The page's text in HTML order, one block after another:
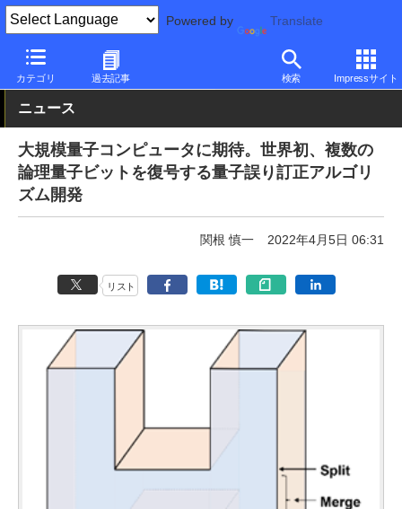
Powered by Translate
カテゴリ 過去記事 検索 Impressサイト
PC Watch 市場 技術
ニュース
大規模量子コンピュータに期待。世界初、複数の
論理量子ビットを復号する量子誤り訂正アルゴリ
ズム開発
関根 慎一 2022年4月5日 06:31
リスト